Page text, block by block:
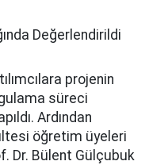
Değerlendirildi
projenin
süreci
Ardından
öğretim üyeleri
Dr. Bülent Gülçubuk